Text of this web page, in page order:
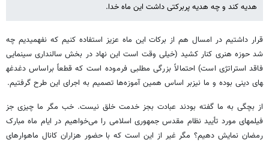
هدیه کند و چه هدیه پربرکتی داشت این ماه خدا.
قرار داشتیم در امسال هم از برکات این ماه عزیز استفاده کنیم که نفهمیدیم چه
شد حوزه هنری کنار کشید (خیلی وقت است این نهاد در بخش سالن​داری سینمایی
فاقد استراتژی است) احتمالاً بزرگی مطلبی فرموده است که قطعاً براساس دغدغه​
های دینی بوده و ما نیزبر اساس همین آموزه‌ها تصمیم به اجرای این طرح گرفتیم.
از بچگی به ما گفته بودند عبادت بجز خدمت خلق نیست. خب مگر ما چیزی جز
فیلم​های مورد تأیید نظام مقدس جمهوری اسلامی را می‌خواهیم در ایام ماه مبارک
رمضان نمایش دهیم؟ مگر غیر از این است که با حضور هزاران کانال ماهواره​ای